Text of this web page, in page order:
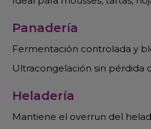
Panadería
Fermentación controlada y
Ultracongelación sin pérdida
Heladería
Mantiene el overrun del